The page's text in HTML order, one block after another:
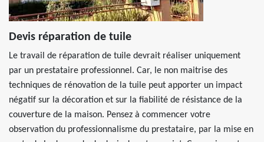
Devis réparation de tuile
Le travail de réparation de tuile devrait réaliser uniquement
par un prestataire professionnel. Car, le non maitrise des
techniques de rénovation de la tuile peut apporter un impact
négatif sur la décoration et sur la fiabilité de résistance de la
couverture de la maison. Pensez à commencer votre
observation du professionnalisme du prestataire, par la mise en